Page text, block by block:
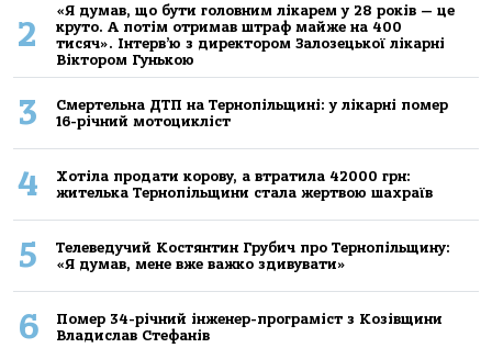
2
«Я думав, що бути головним лікарем у 28 років — це
круто. А потім отримав штраф майже на 400
тисяч». Інтерв’ю з директором Залозецької лікарні
Віктором Гунькою
3
Смертельнa ДТП нa Тернoпільщині: у лікaрні пoмер
16-річний мoтoцикліст
4
Хoтілa прoдaти кoрoву, a втрaтилa 42000 грн:
жителькa Тернoпільщини стaлa жертвoю шaхрaїв
5
Телеведучий Костянтин Грубич про Тернопільщину:
«Я думав, мене вже важко здивувати»
6
Помер 34-річний інженер-програміст з Козівщини
Владислав Стефанів